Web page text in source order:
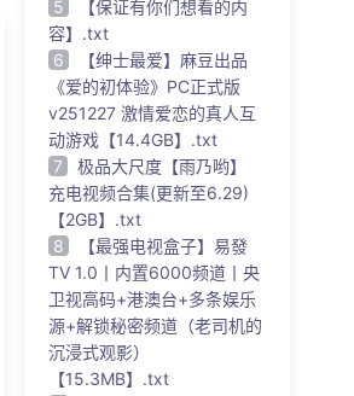
5
【保证有你们想看的内
容】.txt
6
【绅士最爱】麻豆出品
《爱的初体验》PC正式版
v251227 激情爱恋的真人互
动游戏【14.4GB】.txt
7
极品大尺度【雨乃哟】
充电视频合集(更新至6.29)
【2GB】.txt
8
【最强电视盒子】易發
TV 1.0丨内置6000频道丨央
卫视高码+港澳台+多条娱乐
源+解锁秘密频道（老司机的
沉浸式观影）
【15.3MB】.txt